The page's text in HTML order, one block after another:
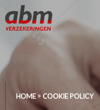
HOME COOKIE POLICY